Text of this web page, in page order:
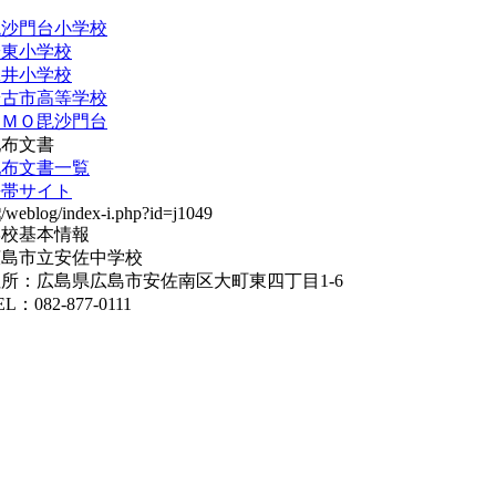
門台小学校
小学校
小学校
市高等学校
Ｏ毘沙門台
文書
文書一覧
サイト
基本情報
市立安佐中学校
：広島県広島市安佐南区大町東四丁目1-6
：082-877-0111